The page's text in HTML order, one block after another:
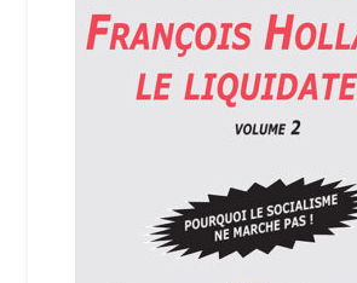
Panier
Politique de confidentialité et cookies
Suivi de la Commande